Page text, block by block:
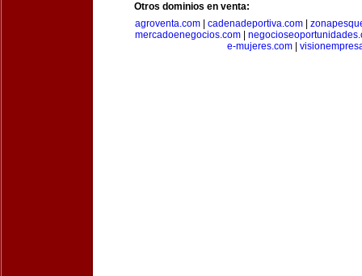
Otros dominios en venta:
agroventa.com
cadenadeportiva.com
mercadoenegocios.com
e-mujeres.com